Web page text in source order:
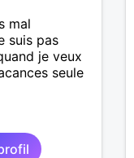
mal
suis pas
je veux
seule